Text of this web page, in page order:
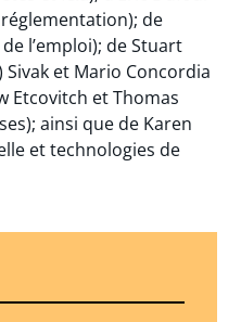
de
l’emploi); de Stuart
Sivak et Mario Concordia
Etcovitch et Thomas
ainsi que de Karen
et technologies de